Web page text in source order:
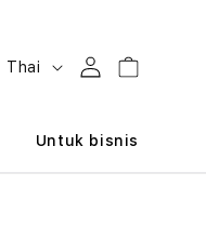
BThai MasukKeranjang
Untuk bisnis